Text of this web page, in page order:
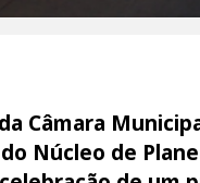
Câmara
Núcleo de